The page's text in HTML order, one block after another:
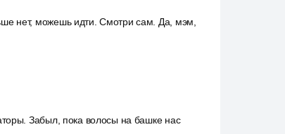
нет, можешь идти. Смотри сам. Да, мэм,
Забыл, пока волосы на башке нас